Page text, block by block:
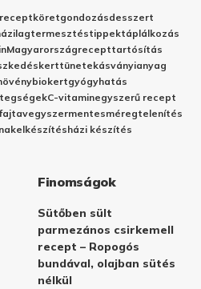
köretgondozásdesszert
termesztéstippektáplálkozás
Magyarországrecepttartósítás
kerttünetekásványianyag
biokertgyógyhatás
C-vitaminegyszerű recept
vegyszermentesméregtelenítés
elkészítésházi készítés
Finomságok
Sütőben sült
parmezános csirkemell
recept – Ropogós
bundával, olajban sütés
nélkül